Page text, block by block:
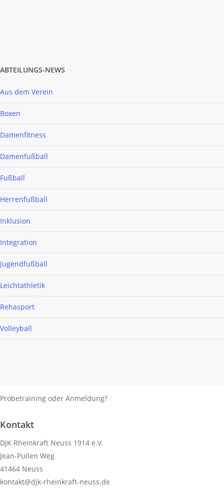
ABTEILUNGS-NEWS
Aus dem Verein
Boxen
Damenfitness
Damenfußball
Fußball
Herrenfußball
Inklusion
Integration
Jugendfußball
Leichtathletik
Rehasport
Volleyball
Probetraining oder Anmeldung?
Kontakt
DJK Rheinkraft Neuss 1914 e.V.
Jean-Pullen Weg
41464 Neuss
kontakt@djk-rheinkraft-neuss.de